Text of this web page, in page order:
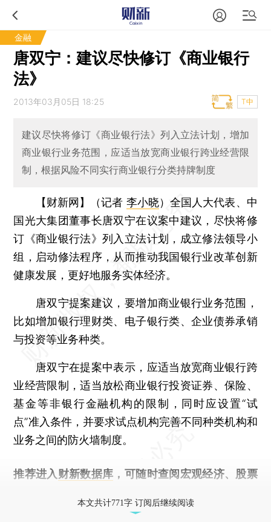
金融
唐双宁：建议尽快修订《商业银行
法》
2013年03月05日 18:25 T中
建议尽快将修订《商业银行法》列入立法计划，增加
商业银行业务范围，应适当放宽商业银行跨业经营限
制，根据风险不同实行商业银行分类持牌制度
【财新网】（记者 李小晓） 全国人大代表、中
国光大集团董事长唐双宁在议案中建议，尽快将修
订《商业银行法》列入立法计划，成立修法领导小
组，启动修法程序，从而推动我国银行业改革创新
健康发展，更好地服务实体经济。
唐双宁提案建议，要增加商业银行业务范围，
比如增加银行理财类、电子银行类、企业债券承销
与投资等业务种类。
唐双宁在提案中表示，应适当放宽商业银行跨
业经营限制，适当放松商业银行投资证券、保险、
基金等非银行金融机构的限制，同时应设置“试
点”准入条件，并要求试点机构完善不同种类机构和
业务之间的防火墙制度。
推荐进入 财新数据库 ，可随时查阅宏观经济、股票
本文共计771字 订阅后继续阅读